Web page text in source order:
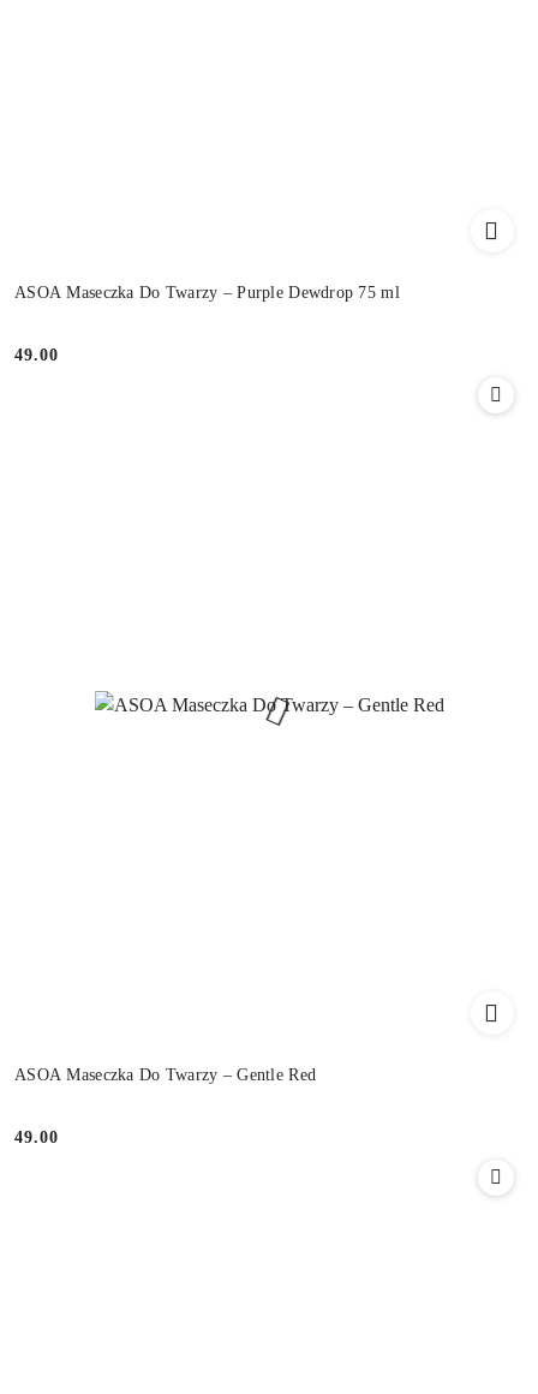
ASOA Maseczka Do Twarzy – Purple Dewdrop 75 ml
Cena:
49.00
ASOA Maseczka Do Twarzy – Gentle Red
Cena:
49.00